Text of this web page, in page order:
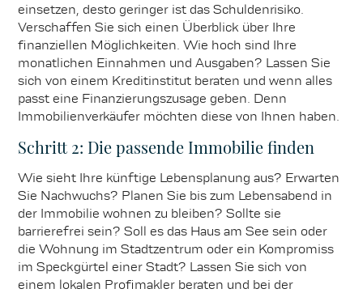
einsetzen, desto geringer ist das Schuldenrisiko.
Verschaffen Sie sich einen Überblick über Ihre
finanziellen Möglichkeiten. Wie hoch sind Ihre
monatlichen Einnahmen und Ausgaben? Lassen Sie
sich von einem Kreditinstitut beraten und wenn alles
passt eine Finanzierungszusage geben. Denn
Immobilienverkäufer möchten diese von Ihnen haben.
Schritt 2: Die passende Immobilie finden
Wie sieht Ihre künftige Lebensplanung aus? Erwarten
Sie Nachwuchs? Planen Sie bis zum Lebensabend in
der Immobilie wohnen zu bleiben? Sollte sie
barrierefrei sein? Soll es das Haus am See sein oder
die Wohnung im Stadtzentrum oder ein Kompromiss
im Speckgürtel einer Stadt? Lassen Sie sich von
einem lokalen Profimakler beraten und bei der